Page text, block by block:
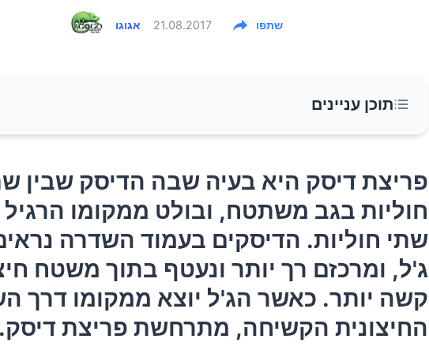
אגוגו 21.08.2017 שתפו
תוכן עניינים
ממקומו הרגיל בין שתי חוליות. הדיסקים בעמוד השדרה נראים כמו
ומרכזם רך יותר ונעטף בתוך משטח חיצוני קשה יותר. כאשר הג'ל
ממקומו דרך השכבה החיצונית הקשיחה, מתרחשת פריצת דיסק.
סימפטומים לפריצת דיסק
טיפולים לפריצת דיסק
פריצת דיסק היא בעיה שבה הדיסק שבין
חוליות בגב משתטח, ובולט ממקומו הרגיל
שתי חוליות. הדיסקים בעמוד השדרה
ג'ל, ומרכזם רך יותר ונעטף בתוך משטח
קשה יותר. כאשר הג'ל יוצא ממקומו דרך
החיצונית הקשיחה, מתרחשת פריצת דיסק.